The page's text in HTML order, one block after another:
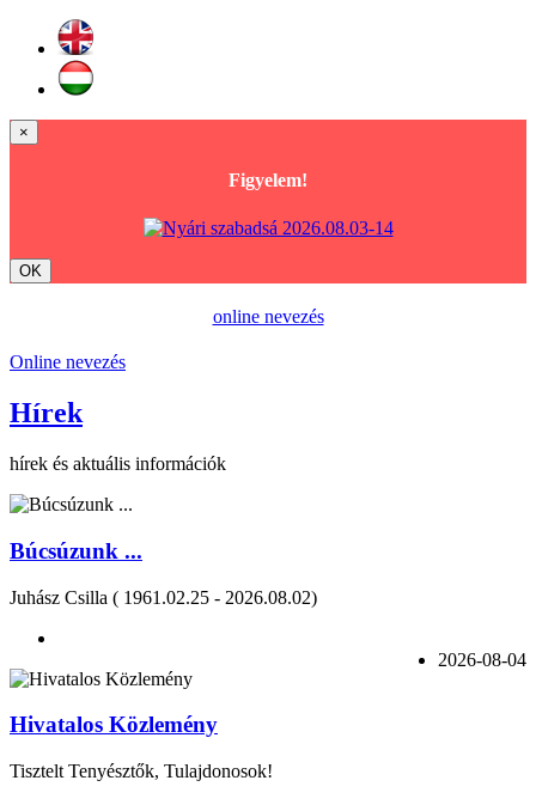
×
Figyelem!
OK
online nevezés
Online nevezés
Hírek
hírek és aktuális információk
Búcsúzunk ...
Juhász Csilla ( 1961.02.25 - 2026.08.02)
2026-08-04
Hivatalos Közlemény
Tisztelt Tenyésztők, Tulajdonosok!